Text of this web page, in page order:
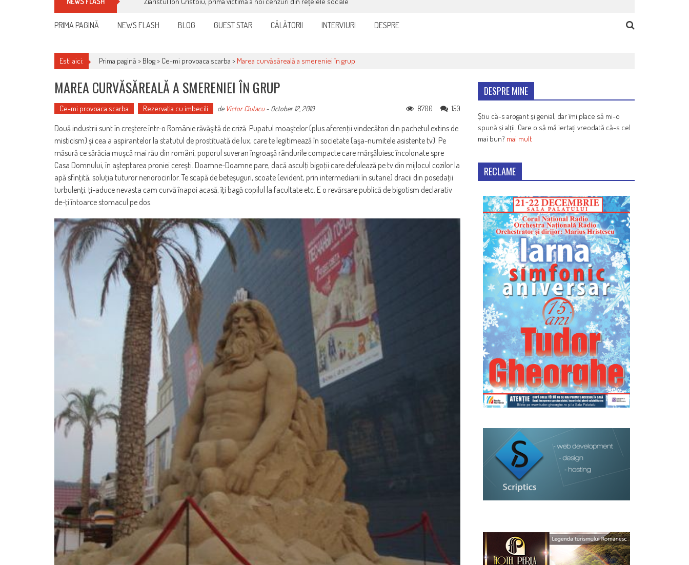
PRIMA PAGINĂ NEWS FLASH BLOG GUEST STAR CĂLĂTORII INTERVIURI DESPRE
Esti aici: Prima pagină > Blog> Ce-mi provoaca scarba > Marea curvăsăreală a smereniei în grup
MAREA CURVĂSĂREALĂ A SMERENIEI ÎN GRUP
Ce-mi provoaca scarba Rezervaţia cu imbecili de Victor Ciutacu- October 12, 2010 150
8700
Două industrii sunt în creştere într-o Românie răvăşită de criză. Pupatul moaştelor (plus aferenţii vindecători din pachetul extins de
misticism) şi cea a aspirantelor la statutul de prostituată de lux, care te legitimează în societate (aşa-numitele asistente tv). Pe
măsură ce sărăcia muşcă mai rău din români, poporul suveran îngroaşă rândurile compacte care mărşăluiesc încolonate spre
Casa Domnului, în aşteptarea proniei cereşti. Doamne-Doamne pare, dacă asculţi bigoţii care defulează pe tv din mijlocul cozilor la
apă sfinţită, soluţia tuturor nenorocirilor. Te scapă de beteşuguri, scoate (evident, prin intermediarii în sutane) dracii din posedaţii
turbulenţi, ţi-aduce nevasta cam curvă înapoi acasă, îţi bagă copilul la facultate etc. E o revărsare publică de bigotism declarativ
de-ţi întoarce stomacul pe dos.
DESPRE MINE
Știu că-s arogant și genial, dar îmi place să mi-o
spună și alții. Oare o să mă iertați vreodată că-s cel
mai bun? mai mult
RECLAME